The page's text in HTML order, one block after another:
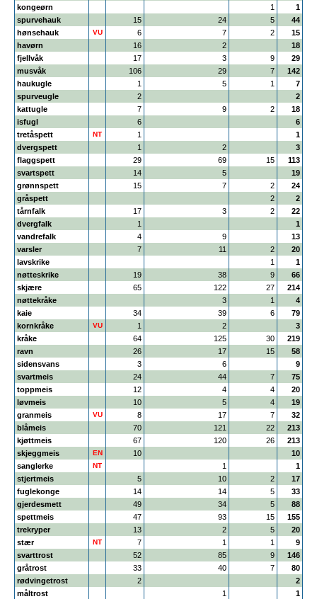
kongeørn
1
1
spurvehauk
15 24 5
44
hønsehauk
VU 6 7 2
15
havørn
16 2
18
fjellvåk
17 3 9
29
musvåk
106 29 7
142
haukugle
1 5 1
7
spurveugle
2
2
kattugle
7 9 2
18
isfugl
6
6
tretåspett
NT 1
1
dvergspett
1 2
3
flaggspett
29 69 15
113
svartspett
14 5
19
grønnspett
15 7 2
24
gråspett
2
2
tårnfalk
17 3 2
22
dvergfalk
1
1
vandrefalk
4 9
13
varsler
7 11 2
20
lavskrike
1
1
nøtteskrike
19 38 9
66
skjære
65 122 27
214
nøttekråke
3 1
4
kaie
34 39 6
79
kornkråke
VU 1 2
3
kråke
64 125 30
219
ravn
26 17 15
58
sidensvans
3 6
9
svartmeis
24 44 7
75
toppmeis
12 4 4
20
løvmeis
10 5 4
19
granmeis
VU 8 17 7
32
blåmeis
70 121 22
213
kjøttmeis
67 120 26
213
skjeggmeis
EN 10
10
sanglerke
NT 1
1
stjertmeis
5 10 2
17
fuglekonge
14 14 5
33
gjerdesmett
49 34 5
88
spettmeis
47 93 15
155
trekryper
13 2 5
20
stær
NT 7 1 1
9
svarttrost
52 85 9
146
gråtrost
33 40 7
80
rødvingetrost
2
2
måltrost
1
1